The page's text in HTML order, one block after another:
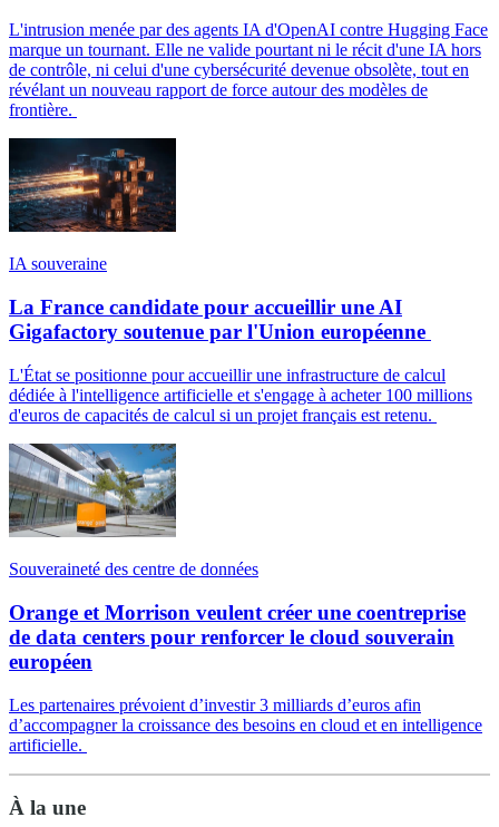
L'intrusion menée par des agents IA d'OpenAI contre Hugging Face
marque un tournant. Elle ne valide pourtant ni le récit d'une IA hors
de contrôle, ni celui d'une cybersécurité devenue obsolète, tout en
révélant un nouveau rapport de force autour des modèles de
frontière.
IA souveraine
La France candidate pour accueillir une AI
Gigafactory soutenue par l'Union européenne
L'État se positionne pour accueillir une infrastructure de calcul
dédiée à l'intelligence artificielle et s'engage à acheter 100 millions
d'euros de capacités de calcul si un projet français est retenu.
Souveraineté des centre de données
Orange et Morrison veulent créer une coentreprise
de data centers pour renforcer le cloud souverain
européen
Les partenaires prévoient d’investir 3 milliards d’euros afin
d’accompagner la croissance des besoins en cloud et en intelligence
artificielle.
À la une